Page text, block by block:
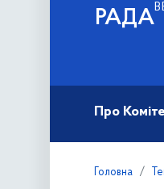
РАДА
Про
Головна